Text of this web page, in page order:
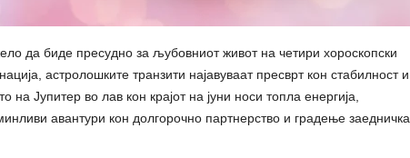
да биде пресудно за љубовниот живот на четири хороскопски
астролошките транзити најавуваат пресврт кон стабилност и
на Јупитер во лав кон крајот на јуни носи топла енергија,
авантури кон долгорочно партнерство и градење заедничка